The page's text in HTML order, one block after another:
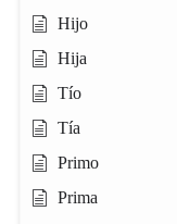
Hijo
Hija
Tío
Tía
Primo
Prima